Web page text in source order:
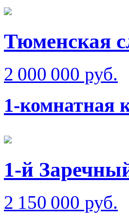
Тюменская
2 000 000 руб.
1-комнатная
1-й
2 150 000 руб.